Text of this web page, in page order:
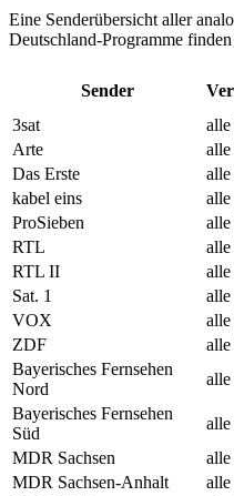
Eine Senderübersicht aller
Deutschland-Programme
Sender
3sat
alle
Arte
alle
Das Erste
alle
kabel eins
alle
ProSieben
alle
RTL
alle
RTL II
alle
Sat. 1
alle
VOX
alle
ZDF
alle
Bayerisches Fernsehen
Nord
alle
Bayerisches Fernsehen
Süd
alle
MDR Sachsen
alle
MDR Sachsen-Anhalt
alle